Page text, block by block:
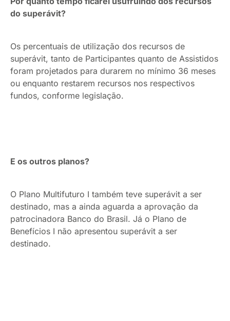
do superávit?
Os percentuais de utilização dos recursos de
superávit, tanto de Participantes quanto de Assistidos
foram projetados para durarem no mínimo 36 meses
ou enquanto restarem recursos nos respectivos
fundos, conforme legislação.
E os outros planos?
O Plano Multifuturo I também teve superávit a ser
destinado, mas a ainda aguarda a aprovação da
patrocinadora Banco do Brasil. Já o Plano de
Benefícios I não apresentou superávit a ser
destinado.